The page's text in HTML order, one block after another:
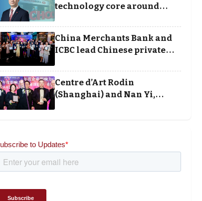
technology core around
cloud, data and disciplined
execution
China Merchants Bank and
ICBC lead Chinese private
banking winners at Wealth
and Society Awards 2025
Centre d’Art Rodin
(Shanghai) and Nan Yi,
Chairman and Founder of
social impact